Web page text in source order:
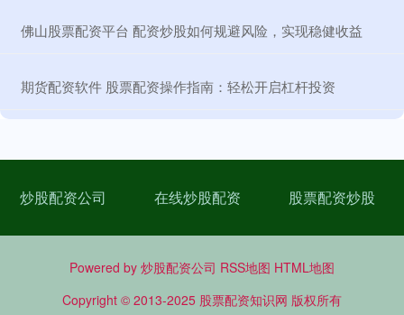
​佛山股票配资平台 配资炒股如何规避风险，实现稳健收益
​期货配资软件 股票配资操作指南：轻松开启杠杆投资
炒股配资公司 在线炒股配资 股票配资炒股
Powered by 炒股配资公司 RSS地图 HTML地图
Copyright © 2013-2025 股票配资知识网 版权所有